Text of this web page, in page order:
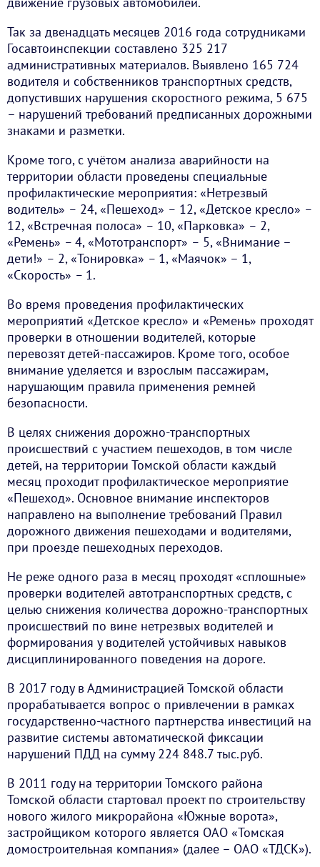
Так за двенадцать месяцев 2016 года сотрудниками
Госавтоинспекции составлено 325 217
административных материалов. Выявлено 165 724
водителя и собственников транспортных средств,
допустивших нарушения скоростного режима, 5 675
– нарушений требований предписанных дорожными
знаками и разметки.
Кроме того, с учётом анализа аварийности на
территории области проведены специальные
профилактические мероприятия: «Нетрезвый
водитель» – 24, «Пешеход» – 12, «Детское кресло» –
12, «Встречная полоса» – 10, «Парковка» – 2,
«Ремень» – 4, «Мототранспорт» – 5, «Внимание –
дети!» – 2, «Тонировка» – 1, «Маячок» – 1,
«Скорость» – 1.
Во время проведения профилактических
мероприятий «Детское кресло» и «Ремень» проходят
проверки в отношении водителей, которые
перевозят детей-пассажиров. Кроме того, особое
внимание уделяется и взрослым пассажирам,
нарушающим правила применения ремней
безопасности.
В целях снижения дорожно-транспортных
происшествий с участием пешеходов, в том числе
детей, на территории Томской области каждый
месяц проходит профилактическое мероприятие
«Пешеход». Основное внимание инспекторов
направлено на выполнение требований Правил
дорожного движения пешеходами и водителями,
при проезде пешеходных переходов.
Не реже одного раза в месяц проходят «сплошные»
проверки водителей автотранспортных средств, с
целью снижения количества дорожно-транспортных
происшествий по вине нетрезвых водителей и
формирования у водителей устойчивых навыков
дисциплинированного поведения на дороге.
В 2017 году в Администрацией Томской области
прорабатывается вопрос о привлечении в рамках
государственно-частного партнерства инвестиций на
развитие системы автоматической фиксации
нарушений ПДД на сумму 224 848.7 тыс.руб.
В 2011 году на территории Томского района
Томской области стартовал проект по строительству
нового жилого микрорайона «Южные ворота»,
застройщиком которого является ОАО «Томская
домостроительная компания» (далее – ОАО «ТДСК»).